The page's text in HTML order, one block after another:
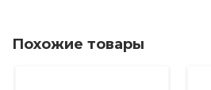
Похожие товары